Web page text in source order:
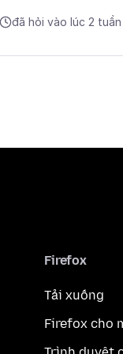
đã hỏi vào lúc 2
Firefox
Tải xuống
Firefox cho